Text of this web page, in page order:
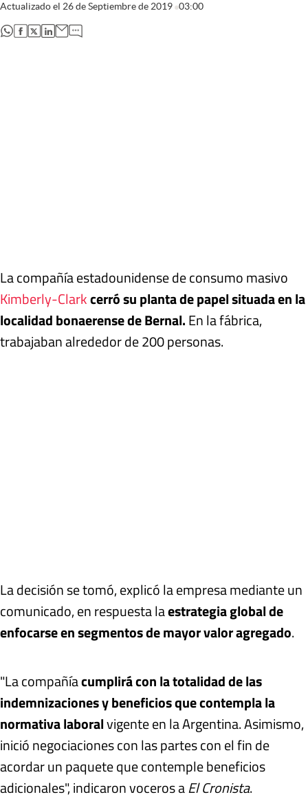
Actualizado el 26 de Septiembre de 2019 03:00
abre en nueva pestaña
abre en nueva pestaña
abre en nueva pestaña
abre en nueva pestaña
La compañía estadounidense de consumo masivo
Kimberly-Clarkcerró su planta de papel situada en la
localidad bonaerense de Bernal.En la fábrica,
trabajaban alrededor de 200 personas.
La decisión se tomó, explicó la empresa mediante un
comunicado, en respuesta laestrategia global de
enfocarse en segmentos de mayor valor agregado.
"La compañíacumplirá con la totalidad de las
indemnizaciones y beneficios que contempla la
normativa laboralvigente en la Argentina. Asimismo,
inició negociaciones con las partes con el fin de
acordar un paquete que contemple beneficios
adicionales", indicaron voceros aEl Cronista.